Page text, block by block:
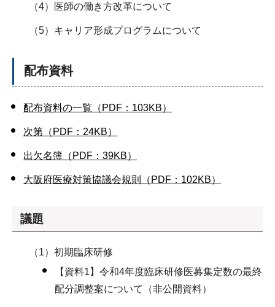
（4）医師の働き方改革について
（5）キャリア形成プログラムについて
配布資料
配布資料の一覧（PDF：103KB）
次第（PDF：24KB）
出欠名簿（PDF：39KB）
大阪府医療対策協議会規則（PDF：102KB）
議題
（1）初期臨床研修
【資料1】令和4年度臨床研修医募集定数の最終
配分調整案について（非公開資料）